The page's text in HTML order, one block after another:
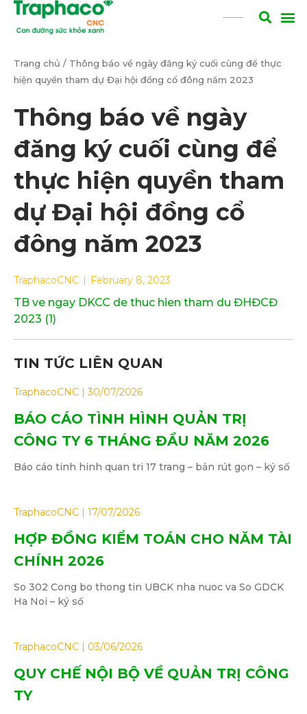
Trang chủ / Thông báo về ngày đăng ký cuối cùng để thực
hiện quyền tham dự Đại hội đồng cổ đông năm 2023
Thông báo về ngày
đăng ký cuối cùng để
thực hiện quyền tham
dự Đại hội đồng cổ
đông năm 2023
TraphacoCNC February 8, 2023
TB ve ngay DKCC de thuc hien tham du ĐHĐCĐ
2023 (1)
TIN TỨC LIÊN QUAN
BÁO CÁO TÌNH HÌNH QUẢN TRỊ
CÔNG TY 6 THÁNG ĐẦU NĂM 2026
TraphacoCNC 30/07/2026
Báo cáo tinh hinh quan tri 17 trang – bản rút gọn – ký số
HỢP ĐỒNG KIỂM TOÁN CHO NĂM TÀI
CHÍNH 2026
TraphacoCNC 17/07/2026
So 302 Cong bo thong tin UBCK nha nuoc va So GDCK
Ha Noi – ký số
QUY CHẾ NỘI BỘ VỀ QUẢN TRỊ CÔNG
TY
TraphacoCNC 03/06/2026